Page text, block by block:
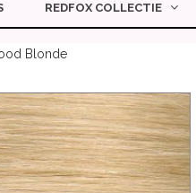
REDFOX COLLECTIE
Blonde